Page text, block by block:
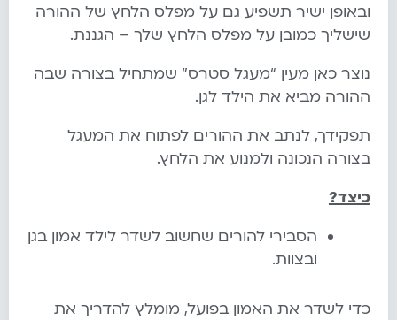
ובאופן ישיר תשפיע גם על מפלס הלחץ של ההורה
שישליך כמובן על מפלס הלחץ שלך – הגננת.
נוצר כאן מעין “מעגל סטרס” שמתחיל בצורה שבה
ההורה מביא את הילד לגן.
תפקידך, לנתב את ההורים לפתוח את המעגל
בצורה הנכונה ולמנוע את הלחץ.
כיצד?
הסבירי להורים שחשוב לשדר לילד אמון בגן
ובצוות.
כדי לשדר את האמון בפועל, מומלץ להדריך את